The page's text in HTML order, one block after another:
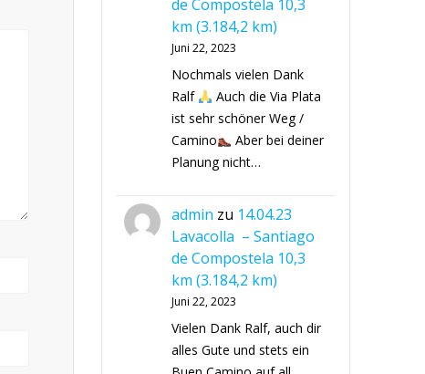
de Compostela 10,3
km (3.184,2 km)
Juni 22, 2023
Nochmals vielen Dank
Ralf
Auch die Via Plata
ist sehr schöner Weg /
Camino
Aber bei deiner
Planung nicht…
admin zu 14.04.23
Lavacolla – Santiago
de Compostela 10,3
km (3.184,2 km)
Juni 22, 2023
Vielen Dank Ralf, auch dir
alles Gute und stets ein